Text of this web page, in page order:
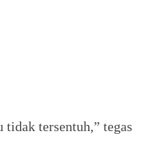
tersentuh,” tegas